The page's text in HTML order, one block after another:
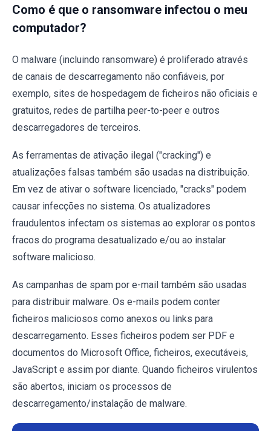
Como é que o ransomware infectou o meu
computador?
O malware (incluindo ransomware) é proliferado através
de canais de descarregamento não confiáveis, por
exemplo, sites de hospedagem de ficheiros não oficiais e
gratuitos, redes de partilha peer-to-peer e outros
descarregadores de terceiros.
As ferramentas de ativação ilegal ("cracking") e
atualizações falsas também são usadas na distribuição.
Em vez de ativar o software licenciado, "cracks" podem
causar infecções no sistema. Os atualizadores
fraudulentos infectam os sistemas ao explorar os pontos
fracos do programa desatualizado e/ou ao instalar
software malicioso.
As campanhas de spam por e-mail também são usadas
para distribuir malware. Os e-mails podem conter
ficheiros maliciosos como anexos ou links para
descarregamento. Esses ficheiros podem ser PDF e
documentos do Microsoft Office, ficheiros, executáveis,
JavaScript e assim por diante. Quando ficheiros virulentos
são abertos, iniciam os processos de
descarregamento/instalação de malware.